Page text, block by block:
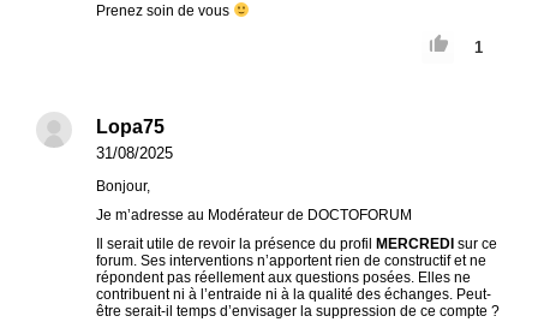
Prenez soin de vous
1
Lopa75
31/08/2025
Bonjour,
Je m’adresse au Modérateur de DOCTOFORUM
Il serait utile de revoir la présence du profil
MERCREDI sur ce
forum. Ses interventions n’apportent rien de constructif et ne
répondent pas réellement aux questions posées. Elles ne
contribuent ni à l’entraide ni à la qualité des échanges. Peut-
être serait-il temps d’envisager la suppression de ce compte ?